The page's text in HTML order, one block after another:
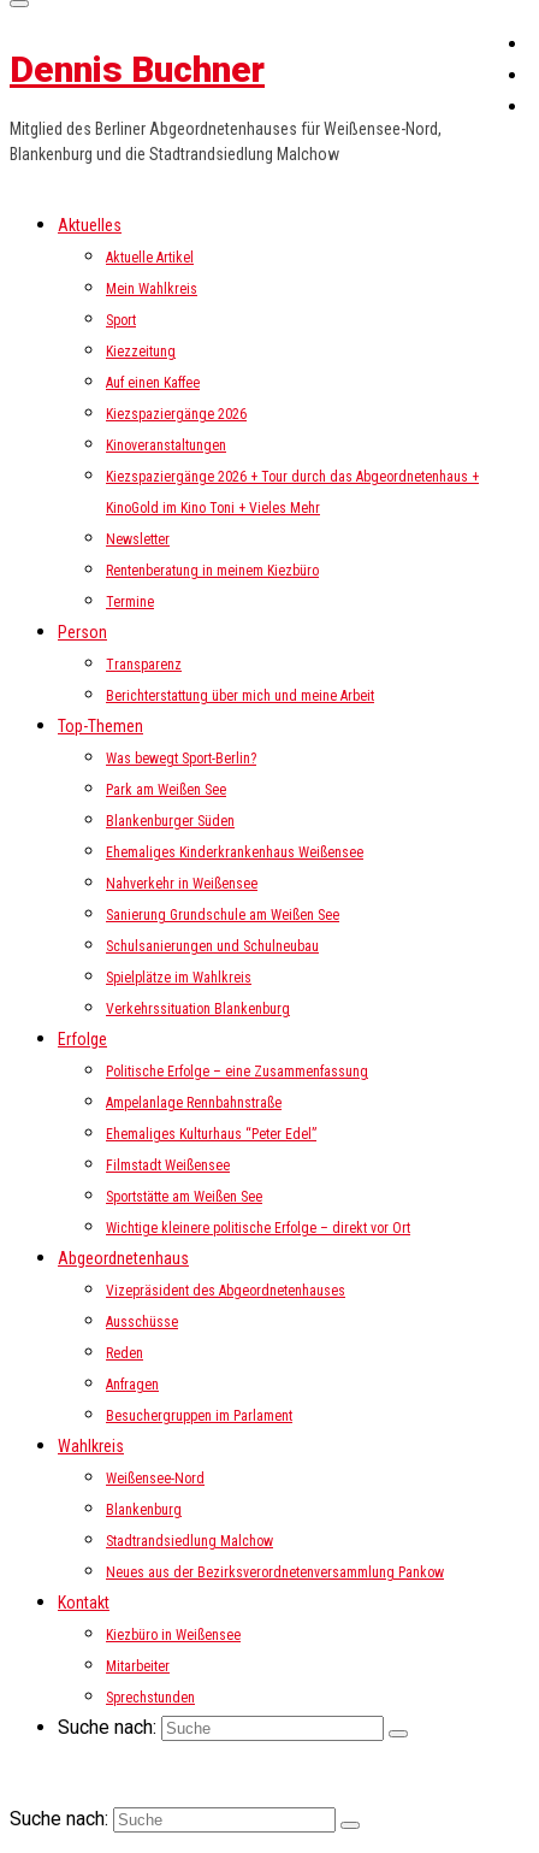
Dennis Buchner
Mitglied des Berliner Abgeordnetenhauses für Weißensee-Nord,
Blankenburg und die Stadtrandsiedlung Malchow
Aktuelles
Aktuelle Artikel
Mein Wahlkreis
Sport
Kiezzeitung
Auf einen Kaffee
Kiezspaziergänge 2026
Kinoveranstaltungen
Kiezspaziergänge 2026 + Tour durch das Abgeordnetenhaus +
KinoGold im Kino Toni + Vieles Mehr
Newsletter
Rentenberatung in meinem Kiezbüro
Termine
Person
Transparenz
Berichterstattung über mich und meine Arbeit
Top-Themen
Was bewegt Sport-Berlin?
Park am Weißen See
Blankenburger Süden
Ehemaliges Kinderkrankenhaus Weißensee
Nahverkehr in Weißensee
Sanierung Grundschule am Weißen See
Schulsanierungen und Schulneubau
Spielplätze im Wahlkreis
Verkehrssituation Blankenburg
Erfolge
Politische Erfolge – eine Zusammenfassung
Ampelanlage Rennbahnstraße
Ehemaliges Kulturhaus “Peter Edel”
Filmstadt Weißensee
Sportstätte am Weißen See
Wichtige kleinere politische Erfolge – direkt vor Ort
Abgeordnetenhaus
Vizepräsident des Abgeordnetenhauses
Ausschüsse
Reden
Anfragen
Besuchergruppen im Parlament
Wahlkreis
Weißensee-Nord
Blankenburg
Stadtrandsiedlung Malchow
Neues aus der Bezirksverordnetenversammlung Pankow
Kontakt
Kiezbüro in Weißensee
Mitarbeiter
Sprechstunden
Suche nach:
Suche nach: